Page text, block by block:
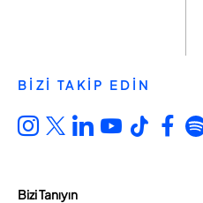
BİZİ TAKİP EDİN
Bizi Tanıyın